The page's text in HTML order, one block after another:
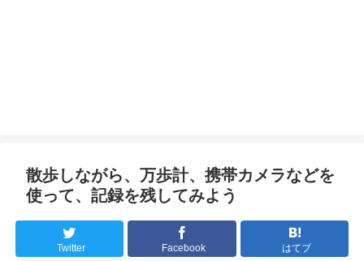
散歩しながら、万歩計、携帯カメラなどを
使って、記録を残してみよう
Twitter Facebook はてブ